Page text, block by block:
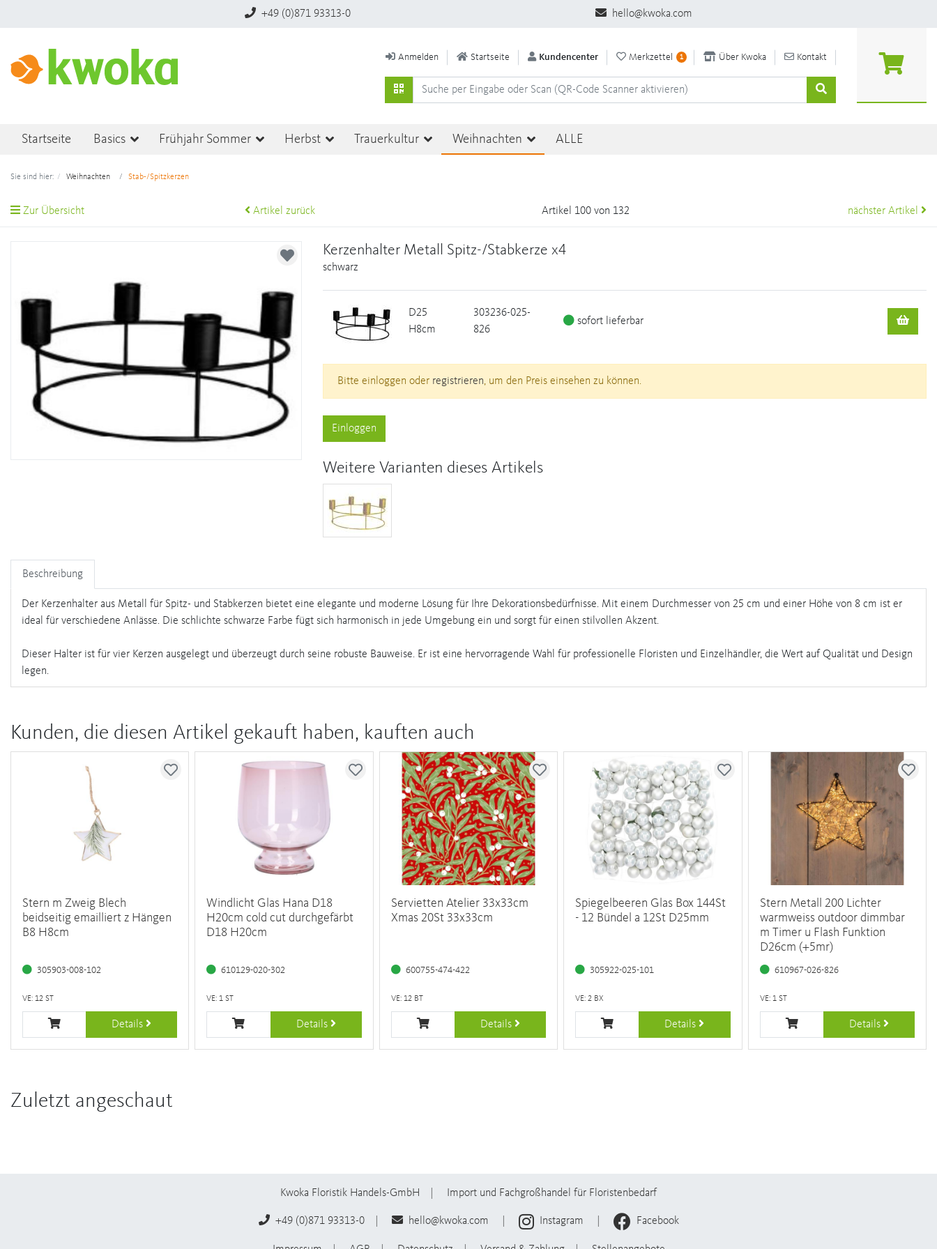
+49 (0)871 93313-0 hello@kwoka.com
Anmelden Startseite Kundencenter Merkzettel 1 Über Kwoka Kontakt
Startseite Basics Frühjahr Sommer Herbst Trauerkultur Weihnachten ALLE
Sie sind hier: Weihnachten Stab-/Spitzkerzen
Zur Übersicht Artikel zurück Artikel 100 von 132 nächster Artikel
Kerzenhalter Metall Spitz-/Stabkerze x4
schwarz
D25
H8cm
303236-025-
826
sofort lieferbar
Bitte einloggen oder registrieren, um den Preis einsehen zu können.
Einloggen
Weitere Varianten dieses Artikels
Beschreibung
Der Kerzenhalter aus Metall für Spitz- und Stabkerzen bietet eine elegante und moderne Lösung für Ihre Dekorationsbedürfnisse. Mit einem Durchmesser von 25 cm und einer Höhe von 8 cm ist er
ideal für verschiedene Anlässe. Die schlichte schwarze Farbe fügt sich harmonisch in jede Umgebung ein und sorgt für einen stilvollen Akzent.
Dieser Halter ist für vier Kerzen ausgelegt und überzeugt durch seine robuste Bauweise. Er ist eine hervorragende Wahl für professionelle Floristen und Einzelhändler, die Wert auf Qualität und Design
legen.
Kunden, die diesen Artikel gekauft haben, kauften auch
Stern m Zweig Blech
beidseitig emailliert z Hängen
B8 H8cm
305903-008-102
VE: 12 ST
Details
Windlicht Glas Hana D18
H20cm cold cut durchgefärbt
D18 H20cm
610129-020-302
VE: 1 ST
Details
Servietten Atelier 33x33cm
Xmas 20St 33x33cm
600755-474-422
VE: 12 BT
Details
Spiegelbeeren Glas Box 144St
- 12 Bündel a 12St D25mm
305922-025-101
VE: 2 BX
Details
Stern Metall 200 Lichter
warmweiss outdoor dimmbar
m Timer u Flash Funktion
D26cm (+5mr)
610967-026-826
VE: 1 ST
Details
Zuletzt angeschaut
Kwoka Floristik Handels-GmbH Import und Fachgroßhandel für Floristenbedarf
+49 (0)871 93313-0 hello@kwoka.com Instagram Facebook